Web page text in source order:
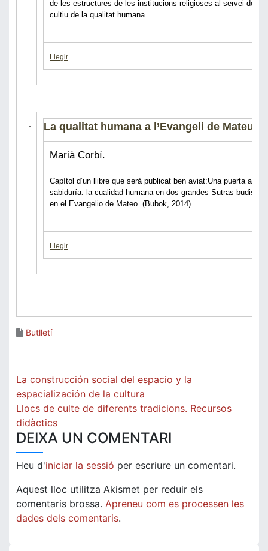
de les estructures de les institucions religioses al servei del
cultiu de la qualitat humana.
Llegir
La qualitat humana a l’Evangeli de Mateu
Marià Corbí.
Capítol d’un llibre que serà publicat ben aviat:Una puerta a la
sabiduría: la cualidad humana en dos grandes Sutras budistas
en el Evangelio de Mateo. (Bubok, 2014).
Llegir
Butlletí
Navegació
d'entrades
La construcción social del espacio y la
espacialización de la cultura
Llocs de culte de diferents tradicions. Recursos
didàctics
DEIXA UN COMENTARI
Heu d'iniciar la sessió per escriure un comentari.
Aquest lloc utilitza Akismet per reduir els
comentaris brossa. Apreneu com es processen les
dades dels comentaris.